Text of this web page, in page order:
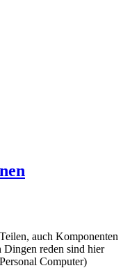
auch Komponenten
reden sind hier
Computer)